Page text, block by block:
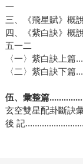
一
三、《飛星賦》概
四、《紫白訣》概
五一二
〈一〉紫白訣上篇
〈二〉紫白訣下篇
伍、彙整篇
玄空雙星配卦斷訣
後 記